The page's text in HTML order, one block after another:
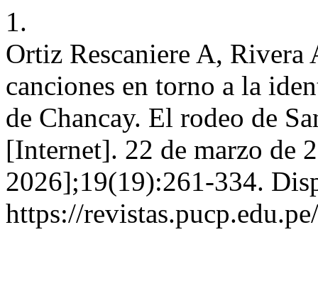
1.
Ortiz Rescaniere A,
canciones en torno a la
de Chancay. El rodeo de
[Internet]. 22 de marzo de
2026];19(19):261-334.
https://